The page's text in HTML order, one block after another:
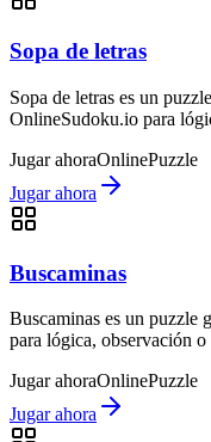
Sopa de letras
Sopa de letras es un
OnlineSudoku.io para
Jugar ahoraOnlinePuzzle
Jugar ahora
Buscaminas
Buscaminas es un puzzle
para lógica, observación o
Jugar ahoraOnlinePuzzle
Jugar ahora